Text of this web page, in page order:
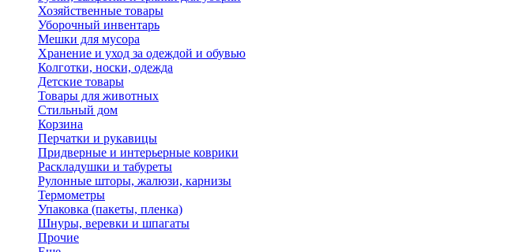
Хозяйственные товары
Уборочный инвентарь
Мешки для мусора
Хранение и уход за одеждой и обувью
Колготки, носки, одежда
Детские товары
Товары для животных
Стильный дом
Корзина
Перчатки и рукавицы
Придверные и интерьерные коврики
Раскладушки и табуреты
Рулонные шторы, жалюзи, карнизы
Термометры
Упаковка (пакеты, пленка)
Шнуры, веревки и шпагаты
Прочие